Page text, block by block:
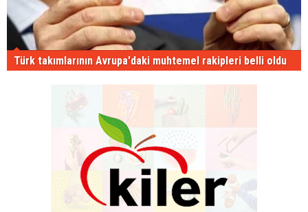
Türk takımlarının Avrupa'daki muhtemel rakipleri belli oldu